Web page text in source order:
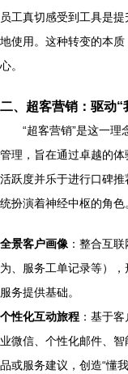
员工真切感受到工具是
地使用。这种转变的本
心。
二、超客营销：驱动“
“超客营销”是这一
管理，旨在通过卓越的
活跃度并乐于进行口碑推
统扮演着神经中枢的角色
全景客户画像 ：整合互
为、服务工单记录等）
服务提供基础。
个性化互动旅程 ：基于
业微信、个性化邮件、
品或服务建议，创造“懂我